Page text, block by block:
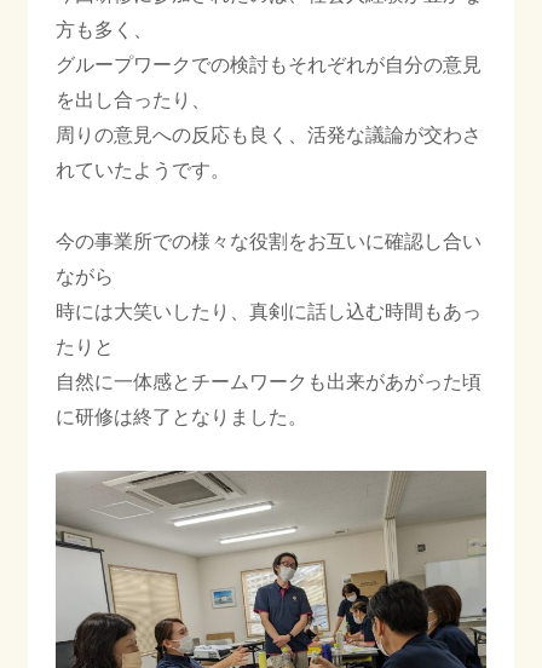
方も多く、
グループワークでの検討もそれぞれが自分の意見
を出し合ったり、
周りの意見への反応も良く、活発な議論が交わさ
れていたようです。
今の事業所での様々な役割をお互いに確認し合い
ながら
時には大笑いしたり、真剣に話し込む時間もあっ
たりと
自然に一体感とチームワークも出来があがった頃
に研修は終了となりました。